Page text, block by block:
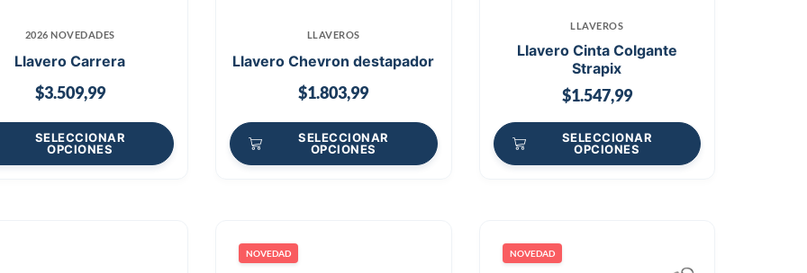
2026 NOVEDADES
Llavero Carrera
$3.509,99
SELECCIONAR
OPCIONES
LLAVEROS
Llavero Chevron destapador
$1.803,99
SELECCIONAR
OPCIONES
LLAVEROS
Llavero Cinta Colgante
Strapix
$1.547,99
SELECCIONAR
OPCIONES
NOVEDAD NOVEDAD